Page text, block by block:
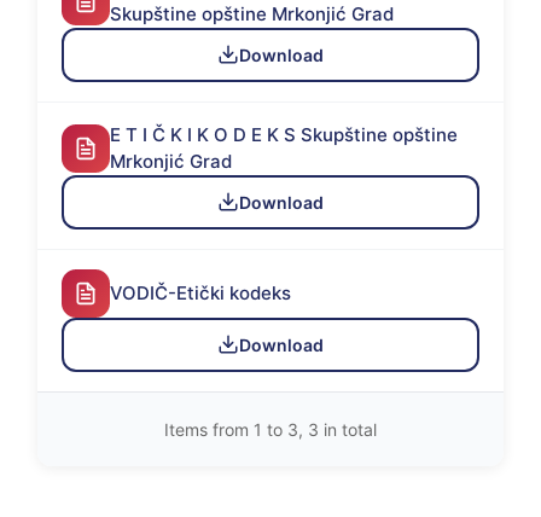
Skupštine opštine Mrkonjić Grad
Download
E T I Č K I K O D E K S Skupštine opštine
Mrkonjić Grad
Download
VODIČ-Etički kodeks
Download
Items from 1 to 3, 3 in total